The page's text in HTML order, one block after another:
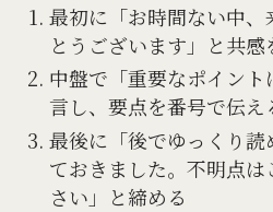
最初に「お時間ない中
とうございます」と共感
中盤で「重要なポイン
言し、要点を番号で伝え
最後に「後でゆっくり
ておきました。不明点
さい」と締める